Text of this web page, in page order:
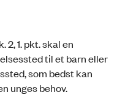
2, 1. pkt. skal en
til et barn eller
som bedst kan
unges behov.